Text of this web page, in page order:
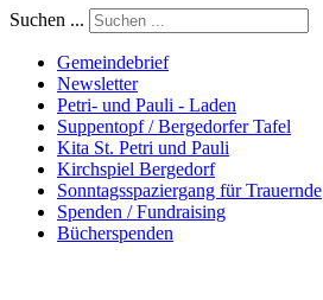
Suchen ...
Gemeindebrief
Newsletter
Petri- und Pauli - Laden
Suppentopf / Bergedorfer Tafel
Kita St. Petri und Pauli
Kirchspiel Bergedorf
Sonntagsspaziergang für Trauernde
Spenden / Fundraising
Bücherspenden